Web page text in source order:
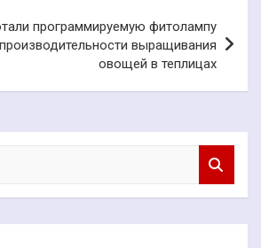
программируемую фитолампу
выращивания
овощей в теплицах